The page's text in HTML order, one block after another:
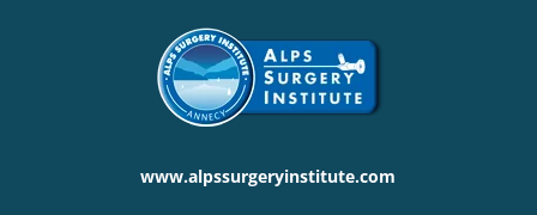
www.alpssurgeryinstitute.com